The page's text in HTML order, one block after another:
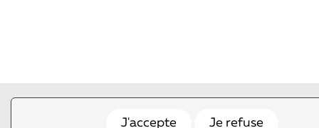
J'accepte Je refuse